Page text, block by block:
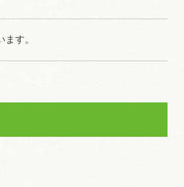
す。